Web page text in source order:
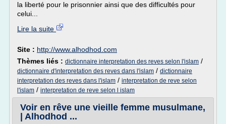
la liberté pour le prisonnier ainsi que des difficultés pour
celui...
Lire la suite
Site : http://www.alhodhod.com
Thèmes liés : dictionnaire interpretation des reves selon l'islam /
dictionnaire d'interpretation des reves dans l'islam / dictionnaire
interpretation des reves dans l'islam / interpretation de reve selon
l'islam / interpretation de reve selon l islam
Voir en rêve une vieille femme musulmane,
| Alhodhod ...